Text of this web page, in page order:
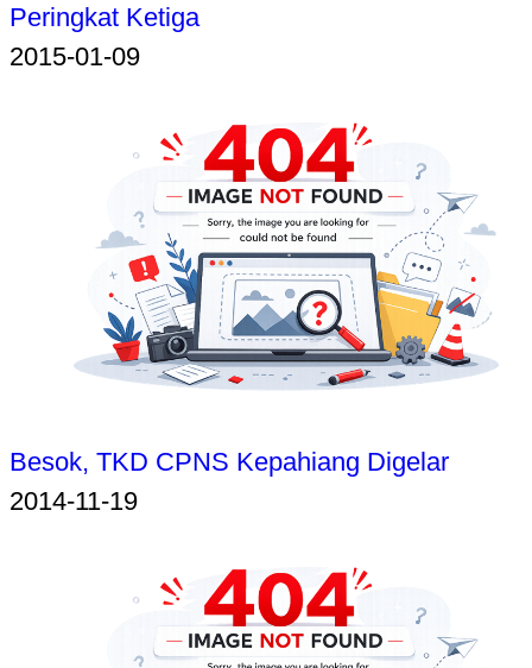
Peringkat Ketiga
2015-01-09
Besok, TKD CPNS Kepahiang Digelar
2014-11-19